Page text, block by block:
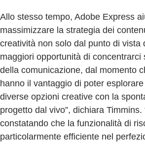
Allo stesso tempo, Adobe Express
massimizzare la strategia dei
creatività non solo dal punto di vista
maggiori opportunità di concentrarci
della comunicazione, dal momento
hanno il vantaggio di poter
diverse opzioni creative con la
progetto dal vivo”, dichiara Timmins.
constatando che la funzionalità di
particolarmente efficiente nel